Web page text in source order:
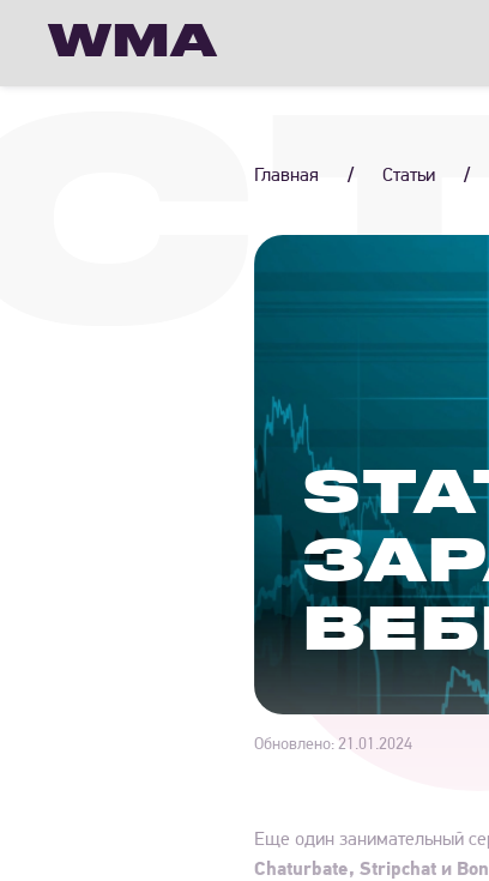
WMA
Главная / Статьи /
Обновлено: 21.01.2024
Еще один занимательный
Chaturbate, Stripchat и